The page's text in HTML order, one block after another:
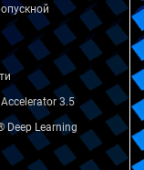
3.5
Deep Learning